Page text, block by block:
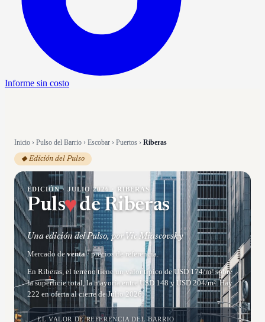
Informe sin costo
Inicio › Pulso del Barrio › Escobar › Puertos › Riberas
◆ Edición del Pulso
EDICIÓN · JULIO 2026 RIBERAS
Puls♥deRiberas
Una edición del Pulso, por Vic Miascovsky
Mercado de venta· precios de referencia.
En Riberas, el terreno tiene un valor típico de USD 174/m² sobre
la superficie total, la mayoría entre USD 148 y USD 204/m². Hay
222 en oferta al cierre de Julio 2026.
EL VALOR DE REFERENCIA DEL BARRIO